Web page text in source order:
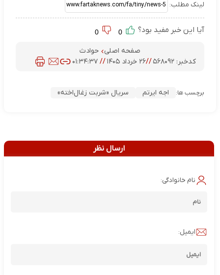
لینک مطلب:
آیا این خبر مفید بود؟
صفحه اصلی
حوادث
کدخبر: ۵۶۸۰۹۲ //۲۶ خرداد ۱۴۰۵ // ۰۱:۳۴:۳۷
برچسب ها: اجه ایرتم سریال «شربت زغال‌اخته»
ارسال نظر
نام خانوادگی:
ایمیل: